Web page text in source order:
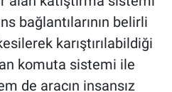
bağlantılarının belirli
karıştırılabildiği
komuta sistemi ile
de aracın insansız